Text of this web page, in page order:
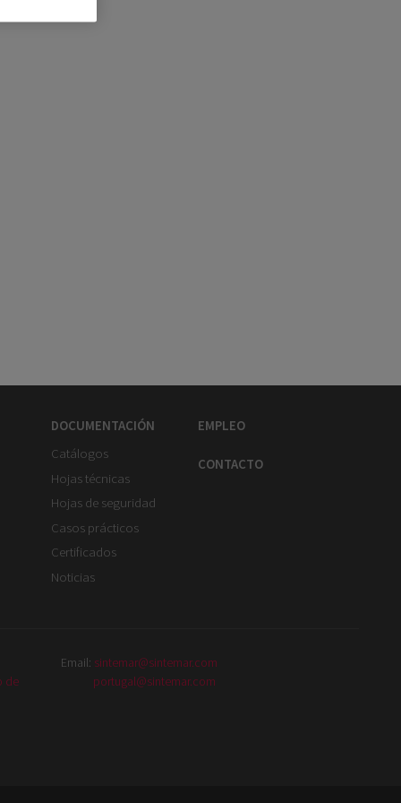
DOCUMENTACIÓN
Catálogos
Hojas técnicas
Hojas de seguridad
Casos prácticos
Certificados
Noticias
EMPLEO
CONTACTO
de
Email: sintemar@sintemar.com
portugal@sintemar.com